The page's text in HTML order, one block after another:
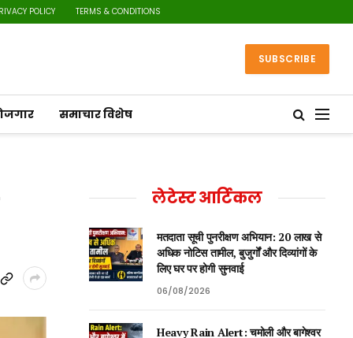
POLICY TERMS & CONDITIONS
SUBSCRIBE
समाचार विशेष
लेटेस्ट आर्टिकल
मतदाता सूची पुनरीक्षण अभियान: 20 लाख से
अधिक नोटिस तामील, बुजुर्गों और दिव्यांगों के
लिए घर पर होगी सुनवाई
06/08/2026
Heavy Rain Alert: चमोली और बागेश्वर